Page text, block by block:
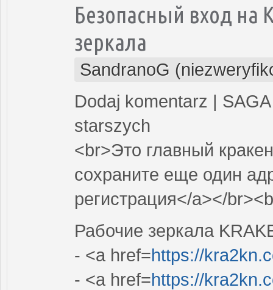
Безопасный вход на
зеркала
SandranoG
Dodaj komentarz |
starszych
<br>Это главный
сохраните еще один
регистрация</a></
Рабочие зеркала
- <a href=https://
- <a href=https://